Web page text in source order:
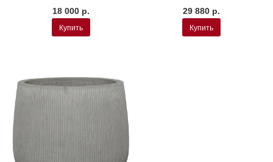
18 000 р.
Купить
29 880 р.
Купить